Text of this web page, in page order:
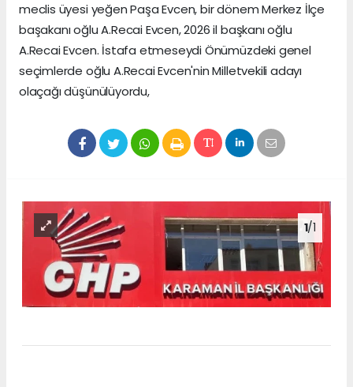
meclis üyesi yeğen Paşa Evcen, bir dönem Merkez İlçe
başakanı oğlu A.Recai Evcen, 2026 il başkanı oğlu
A.Recai Evcen. İstafa etmeseydi Önümüzdeki genel
seçimlerde oğlu A.Recai Evcen'nin Milletvekili adayı
olaçağı düşünülüyordu,
1/1